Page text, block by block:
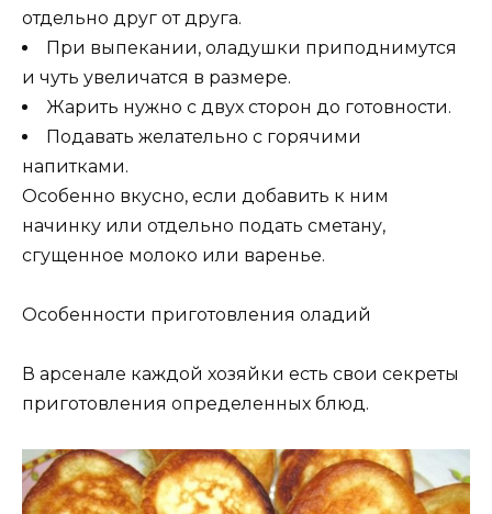
отдельно друг от друга.
При выпекании, оладушки приподнимутся
и чуть увеличатся в размере.
Жарить нужно с двух сторон до готовности.
Подавать желательно с горячими
напитками.
Особенно вкусно, если добавить к ним
начинку или отдельно подать сметану,
сгущенное молоко или варенье.
Особенности приготовления оладий
В арсенале каждой хозяйки есть свои секреты
приготовления определенных блюд.